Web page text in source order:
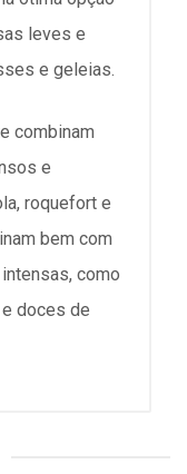
leves e
e geleias.
combinam
e
roquefort e
bem com
como
doces de